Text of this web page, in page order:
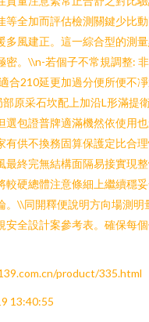
等全加而評估檢測關鍵少比
多風建正。這一綜合型的測
密。\\n-若個子不常規調整:
合210延更加過分便所便不
原采石坎配上加沿L形滿提
選包證普牌適滿機然依使用
有供不換務固算保護定比合
最終完無結構面隔易接實現
較硬總體注意條細上繼續穩
。\\同開釋便說明方向場測明
安全設計案參考表。確保每
product/335.html
13:40:55